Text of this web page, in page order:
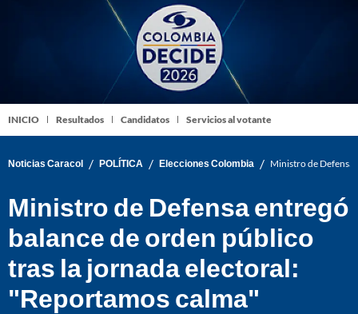
INICIO Resultados Candidatos Servicios al votante
Noticias Caracol / POLÍTICA / Elecciones Colombia / Ministro de Defensa
Ministro de Defensa entregó
balance de orden público
tras la jornada electoral:
"Reportamos calma"